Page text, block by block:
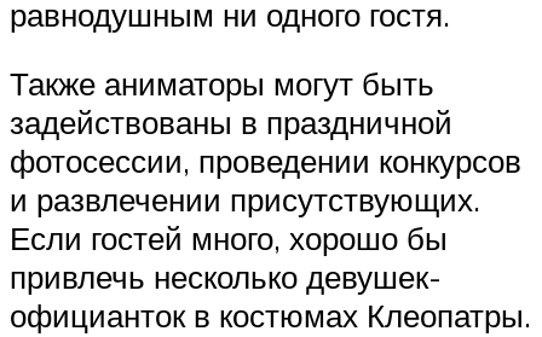
равнодушным ни одного гостя.
Также аниматоры могут быть
задействованы в праздничной
фотосессии, проведении конкурсов
и развлечении присутствующих.
Если гостей много, хорошо бы
привлечь несколько девушек-
официанток в костюмах Клеопатры.